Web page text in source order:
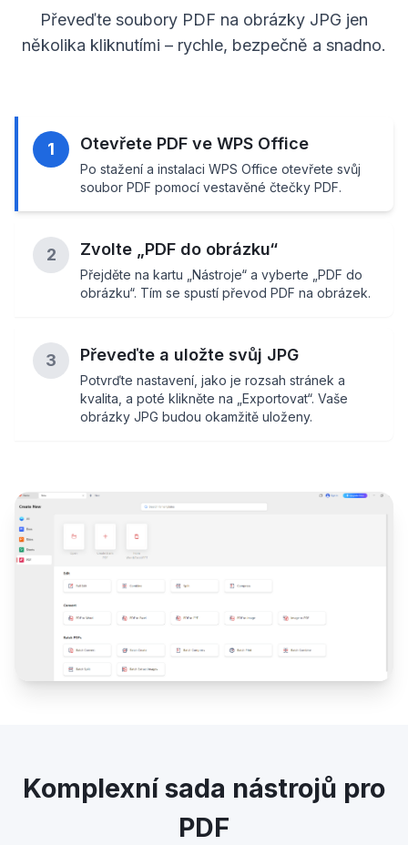
Převeďte soubory PDF na obrázky JPG jen
několika kliknutími – rychle, bezpečně a snadno.
1 Otevřete PDF ve WPS Office
Po stažení a instalaci WPS Office otevřete svůj
soubor PDF pomocí vestavěné čtečky PDF.
2 Zvolte „PDF do obrázku“
Přejděte na kartu „Nástroje“ a vyberte „PDF do
obrázku“. Tím se spustí převod PDF na obrázek.
3 Převeďte a uložte svůj JPG
Potvrďte nastavení, jako je rozsah stránek a
kvalita, a poté klikněte na „Exportovat“. Vaše
obrázky JPG budou okamžitě uloženy.
Komplexní sada nástrojů pro
PDF